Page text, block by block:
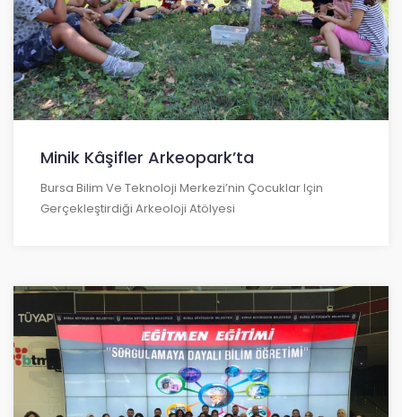
Minik Kâşifler Arkeopark’ta
Bursa Bilim Ve Teknoloji Merkezi’nin Çocuklar Için
Gerçekleştirdiği Arkeoloji Atölyesi